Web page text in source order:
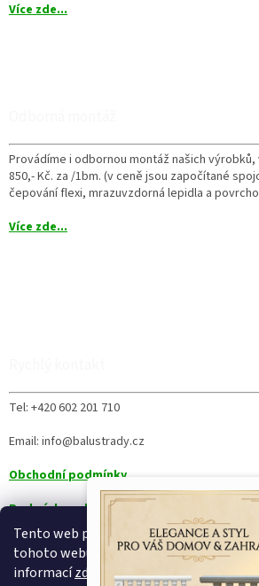
Tento web používá soubory cookie.
tohoto webu vyjadřujete souhlas s jejich
informacízde
Více zde...
Provádíme i odbornou montáž našich výrobků,
850,- Kč. za /1bm. (v ceně jsou započítané
čepování flexi, mrazuvzdorná lepidla a
Více zde...
Tel: +420 602 201 710
Email: info@balustrady.cz
Obchodní podmínky
Podmínky ochrany osobních údajů